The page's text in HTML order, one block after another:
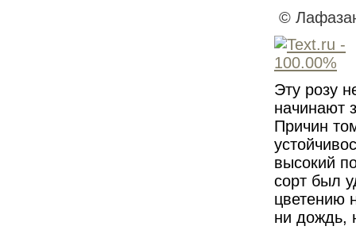
©
Эту розу
начинают
Причин
высокий
сорт был
цветению
ни дождь,